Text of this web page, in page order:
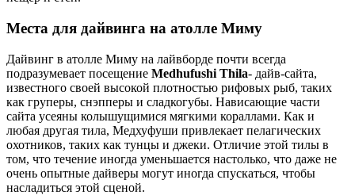
Места для дайвинга на атолле Миму
Дайвинг в атолле Миму на лайвборде почти всегда
подразумевает посещение Medhufushi Thila- дайв-сайта,
известного своей высокой плотностью рифовых рыб, таких
как груперы, снэпперы и сладкогубы. Нависающие части
сайта усеяны колышущимися мягкими кораллами. Как и
любая другая тила, Медхуфуши привлекает пелагических
охотников, таких как тунцы и джеки. Отличие этой тилы в
том, что течение иногда уменьшается настолько, что даже не
очень опытные дайверы могут иногда спускаться, чтобы
насладиться этой сценой.